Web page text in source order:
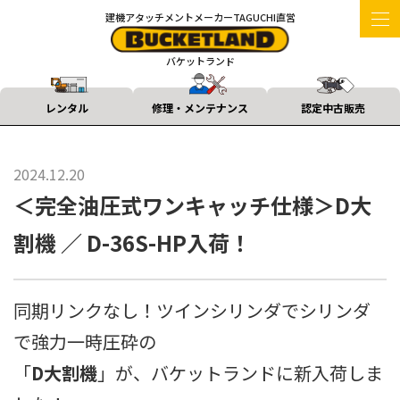
建機アタッチメントメーカーTAGUCHI直営
バケットランド
レンタル 修理・メンテナンス 認定中古販売
2024.12.20
＜完全油圧式ワンキャッチ仕様＞D大
割機 ／ D-36S-HP入荷！
同期リンクなし！ツインシリンダでシリンダ
で強力一時圧砕の
「D大割機」が、バケットランドに新入荷しま